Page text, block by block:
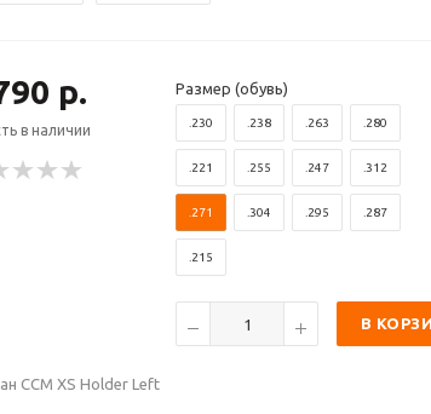
р.
в наличии
Размер (обувь)
.230 .238 .263 .280
.221 .255 .247 .312
.271 .304 .295 .287
.215
В
CCM XS Holder Left